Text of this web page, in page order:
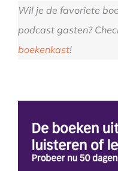
Wil je de favoriete
podcast gasten?
boekenkast!